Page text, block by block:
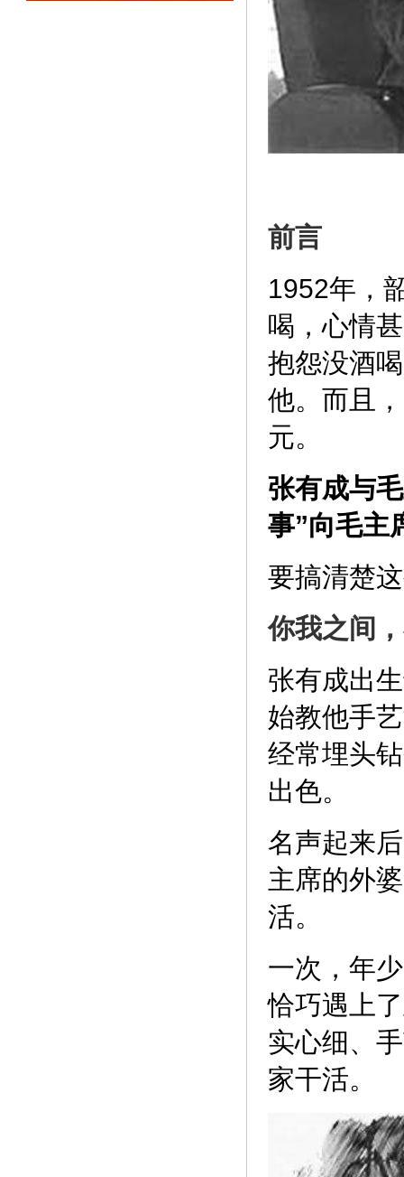
前言
1952年，
喝，心情
抱怨没酒
他。而且
元。
张有成与
事”向毛主
要搞清楚
你我之间
张有成出
始教他手
经常埋头
出色。
名声起来
主席的外
活。
一次，年
恰巧遇上
实心细、
家干活。